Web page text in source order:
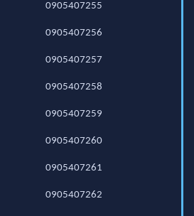
0905407255
0905407256
0905407257
0905407258
0905407259
0905407260
0905407261
0905407262